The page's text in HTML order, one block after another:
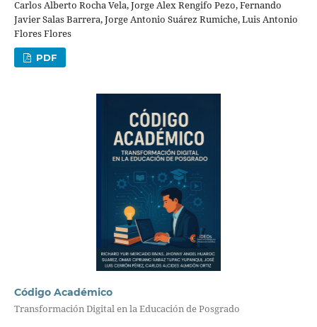
Carlos Alberto Rocha Vela, Jorge Alex Rengifo Pezo, Fernando
Javier Salas Barrera, Jorge Antonio Suárez Rumiche, Luis Antonio
Flores Flores
PDF
Código Académico
Transformación Digital en la Educación de Posgrado